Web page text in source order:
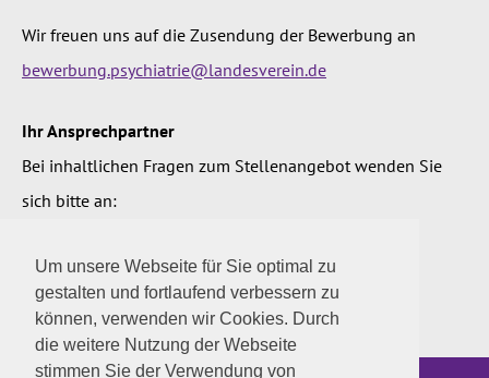
Um unsere Webseite für Sie optimal zu
gestalten und fortlaufend verbessern zu
können, verwenden wir Cookies. Durch
die weitere Nutzung der Webseite
stimmen Sie der Verwendung von
Wir freuen uns auf die Zusendung der Bewerbung an
bewerbung.psychiatrie@landesverein.de
Ihr Ansprechpartner
Bei inhaltlichen Fragen zum Stellenangebot wenden Sie
sich bitte an:
Tel:04328 / 18 - 247